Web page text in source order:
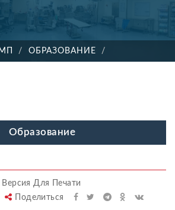
ОБРАЗОВАНИЕ
Образование
Версия Для Печати
Поделиться